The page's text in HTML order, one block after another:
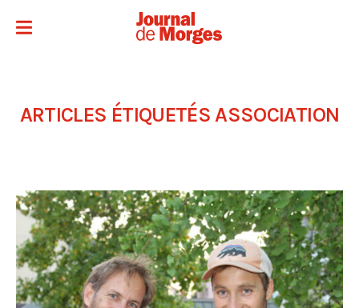
ARTICLES ÉTIQUETÉSASSOCIATION